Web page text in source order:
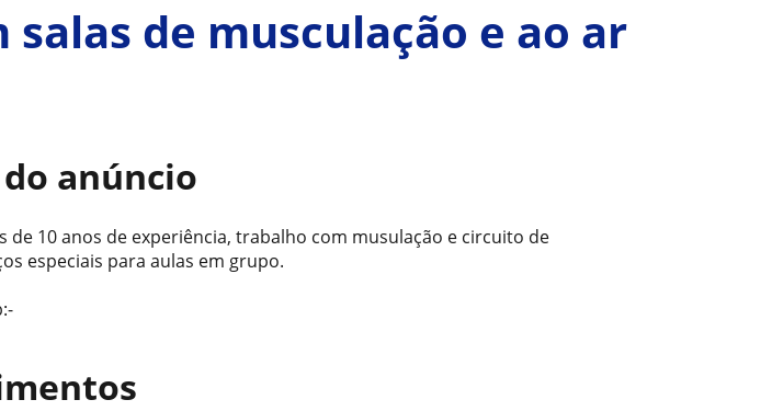
salas de musculação e ao ar
anúncio
de 10 anos de experiência, trabalho com musulação e circuito de
especiais para aulas em grupo.